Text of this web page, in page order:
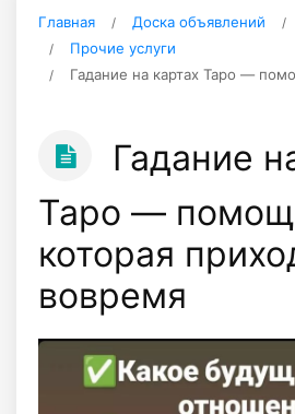
Главная Доска объявлений
Прочие услуги
Гадание на картах Таро —
Гадание
Таро —
которая
вовремя